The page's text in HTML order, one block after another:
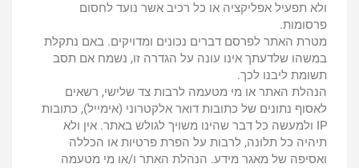
ולא תפעיל אפליקציה או כל רכיב אשר נועד לחסום
פרסומות.
מטרת האתר לפרסם דברים נכונים ומדויקים. באם נתקלת
במשהו שלדעתך אינו עונה על הגדרה זו, נשמח אם תסב
תשומת ליבנו לכך.
הנהלת האתר או מי מטעמה לרבות צד שלישי, רשאים
לאסוף נתונים של כתובות דואר אלקטרוני (אימייל), כתובות
IP ולמעשה כל דבר שהינו משויך לגולש באתר. אין ולא
תיהיה כל תלונה, לרבות על הפרת פרטיות או הכללה
ואסיפה של מאגר מידע. הנהלת האתר ו/או מי מטעמה